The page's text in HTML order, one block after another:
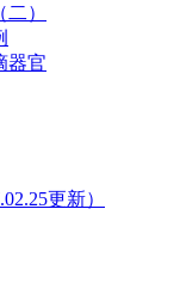
）
器官
更新）